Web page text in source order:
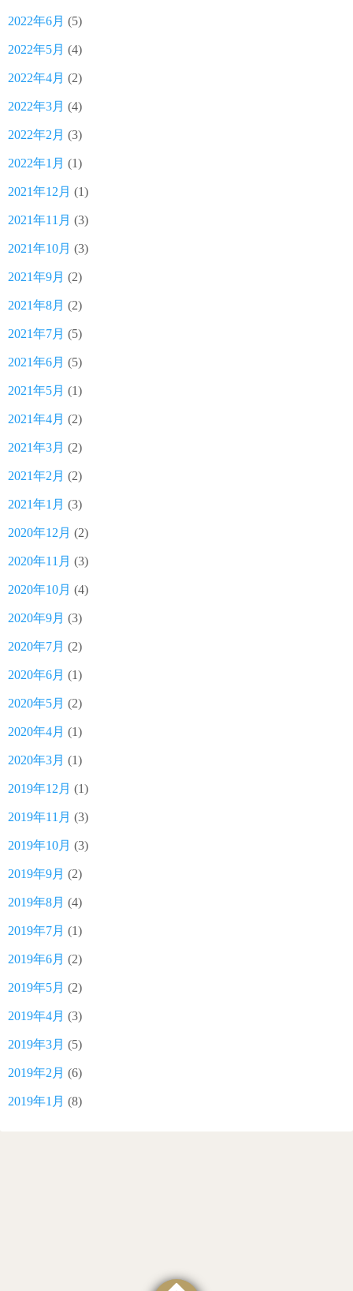
2022年6月 (5)
2022年5月 (4)
2022年4月 (2)
2022年3月 (4)
2022年2月 (3)
2022年1月 (1)
2021年12月 (1)
2021年11月 (3)
2021年10月 (3)
2021年9月 (2)
2021年8月 (2)
2021年7月 (5)
2021年6月 (5)
2021年5月 (1)
2021年4月 (2)
2021年3月 (2)
2021年2月 (2)
2021年1月 (3)
2020年12月 (2)
2020年11月 (3)
2020年10月 (4)
2020年9月 (3)
2020年7月 (2)
2020年6月 (1)
2020年5月 (2)
2020年4月 (1)
2020年3月 (1)
2019年12月 (1)
2019年11月 (3)
2019年10月 (3)
2019年9月 (2)
2019年8月 (4)
2019年7月 (1)
2019年6月 (2)
2019年5月 (2)
2019年4月 (3)
2019年3月 (5)
2019年2月 (6)
2019年1月 (8)